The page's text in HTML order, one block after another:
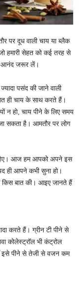
पर दूध वाली चाय या ब्लैक
हमारी सेहत को कई तरह से
आनंद जरूर लें।
पसंद की जाने वाली
ही चाय के साथ करते हैं।
न हाे, चाय पीने के ल‍िए समय
सकता है। आमतौर पर लोग
आज हम आपको अपने इस
ही आपने कभी सुना हो।
क‍िस बात की। आइए जानते हैं
करते हैं। ग्रीन टी पीने से
कोलेस्ट्रॉल भी कंट्रोल
इसे पीने से तेजी से वजन कम